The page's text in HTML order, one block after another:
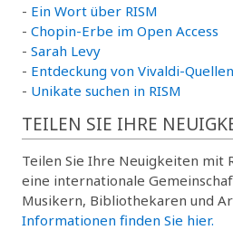
- Ein Wort über RISM
- Chopin-Erbe im Open Access
- Sarah Levy
- Entdeckung von Vivaldi-Quellen
- Unikate suchen in RISM
TEILEN SIE IHRE
Teilen Sie Ihre Neuigkeiten mit
eine internationale
Musikern, Bibliothekaren und
Informationen finden Sie hier.